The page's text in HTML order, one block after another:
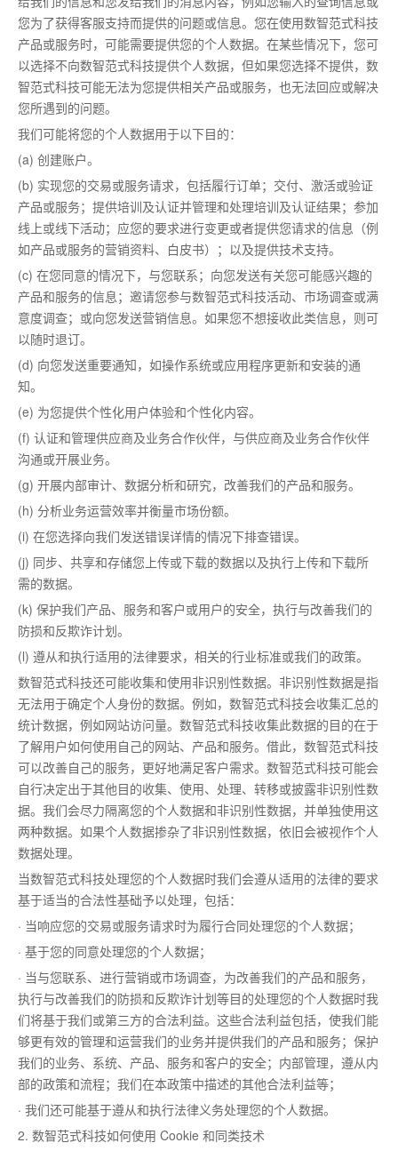
您为了获得客服支持而提供的问题或信息。您在使用数智范式科技
产品或服务时，可能需要提供您的个人数据。在某些情况下，您可
以选择不向数智范式科技提供个人数据，但如果您选择不提供，数
智范式科技可能无法为您提供相关产品或服务，也无法回应或解决
您所遇到的问题。
我们可能将您的个人数据用于以下目的：
(a) 创建账户。
(b) 实现您的交易或服务请求，包括履行订单；交付、激活或验证
产品或服务；提供培训及认证并管理和处理培训及认证结果；参加
线上或线下活动；应您的要求进行变更或者提供您请求的信息（例
如产品或服务的营销资料、白皮书）；以及提供技术支持。
(c) 在您同意的情况下，与您联系；向您发送有关您可能感兴趣的
产品和服务的信息；邀请您参与数智范式科技活动、市场调查或满
意度调查；或向您发送营销信息。如果您不想接收此类信息，则可
以随时退订。
(d) 向您发送重要通知，如操作系统或应用程序更新和安装的通
知。
(e) 为您提供个性化用户体验和个性化内容。
(f) 认证和管理供应商及业务合作伙伴，与供应商及业务合作伙伴
沟通或开展业务。
(g) 开展内部审计、数据分析和研究，改善我们的产品和服务。
(h) 分析业务运营效率并衡量市场份额。
(i) 在您选择向我们发送错误详情的情况下排查错误。
(j) 同步、共享和存储您上传或下载的数据以及执行上传和下载所
需的数据。
(k) 保护我们产品、服务和客户或用户的安全，执行与改善我们的
防损和反欺诈计划。
(l) 遵从和执行适用的法律要求，相关的行业标准或我们的政策。
数智范式科技还可能收集和使用非识别性数据。非识别性数据是指
无法用于确定个人身份的数据。例如，数智范式科技会收集汇总的
统计数据，例如网站访问量。数智范式科技收集此数据的目的在于
了解用户如何使用自己的网站、产品和服务。借此，数智范式科技
可以改善自己的服务，更好地满足客户需求。数智范式科技可能会
自行决定出于其他目的收集、使用、处理、转移或披露非识别性数
据。我们会尽力隔离您的个人数据和非识别性数据，并单独使用这
两种数据。如果个人数据掺杂了非识别性数据，依旧会被视作个人
数据处理。
当数智范式科技处理您的个人数据时我们会遵从适用的法律的要求
基于适当的合法性基础予以处理，包括：
· 当响应您的交易或服务请求时为履行合同处理您的个人数据；
· 基于您的同意处理您的个人数据；
· 当与您联系、进行营销或市场调查，为改善我们的产品和服务，
执行与改善我们的防损和反欺诈计划等目的处理您的个人数据时我
们将基于我们或第三方的合法利益。这些合法利益包括，使我们能
够更有效的管理和运营我们的业务并提供我们的产品和服务；保护
我们的业务、系统、产品、服务和客户的安全；内部管理，遵从内
部的政策和流程；我们在本政策中描述的其他合法利益等；
· 我们还可能基于遵从和执行法律义务处理您的个人数据。
2. 数智范式科技如何使用 Cookie 和同类技术